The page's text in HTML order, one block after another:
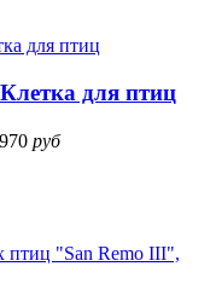
для птиц
руб